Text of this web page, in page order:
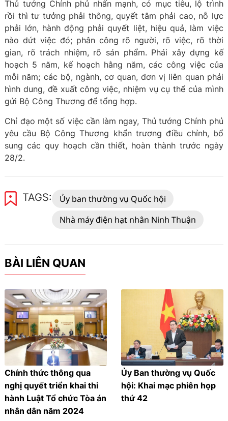
Thủ tướng Chính phủ nhấn mạnh, có mục tiêu, lộ trình
rồi thì tư tưởng phải thông, quyết tâm phải cao, nỗ lực
phải lớn, hành động phải quyết liệt, hiệu quả, làm việc
nào dứt việc đó; phân công rõ người, rõ việc, rõ thời
gian, rõ trách nhiệm, rõ sản phẩm. Phải xây dựng kế
hoạch 5 năm, kế hoạch hằng năm, các công việc của
mỗi năm; các bộ, ngành, cơ quan, đơn vị liên quan phải
hình dung, đề xuất công việc, nhiệm vụ cụ thể của mình
gửi Bộ Công Thương để tổng hợp.
Chỉ đạo một số việc cần làm ngay, Thủ tướng Chính phủ
yêu cầu Bộ Công Thương khẩn trương điều chỉnh, bổ
sung các quy hoạch cần thiết, hoàn thành trước ngày
28/2.
TAGS:
Ủy ban thường vụ Quốc hội
Nhà máy điện hạt nhân Ninh Thuận
BÀI LIÊN QUAN
Chính thức thông qua
nghị quyết triển khai thi
hành Luật Tổ chức Tòa án
nhân dân năm 2024
Ủy Ban thường vụ Quốc
hội: Khai mạc phiên họp
thứ 42